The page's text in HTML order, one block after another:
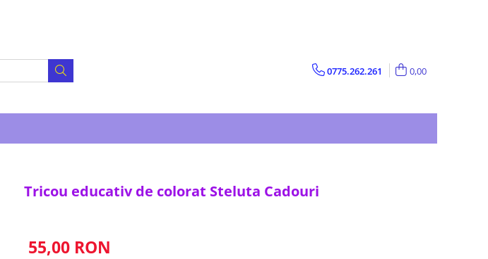
0775.262.261 0,00
Tricou educativ de colorat Steluta Cadouri
55,00 RON